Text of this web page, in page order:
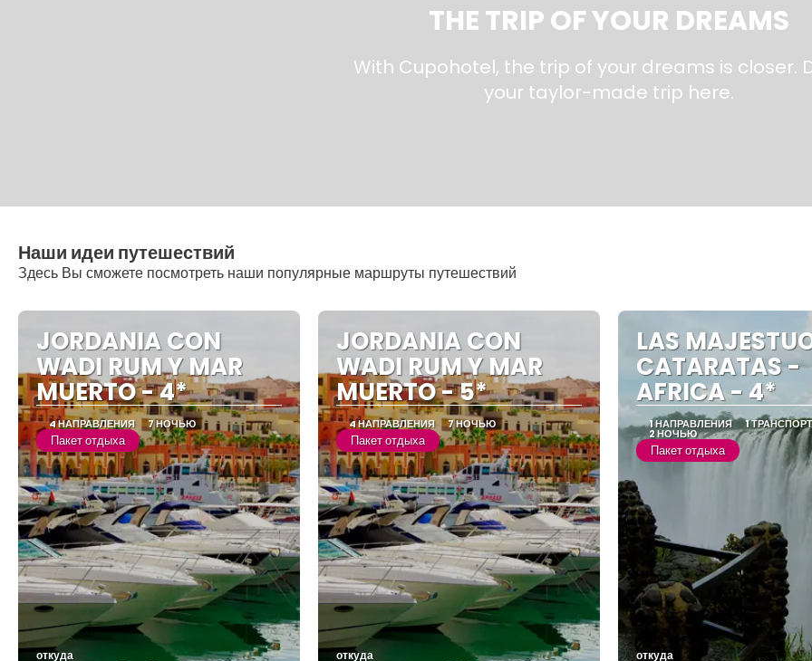
THE TRIP OF YOUR DREAMS
With Cupohotel, the trip of your dreams is closer.
your taylor-made trip here.
Наши идеи путешествий
Здесь Вы сможете посмотреть наши популярные маршруты путешествий
JORDANIA CON
WADI RUM Y MAR
MUERTO - 4*
4 НАПРАВЛЕНИЯ 7 НОЧЬЮ
Пакет отдыха
откуда
JORDANIA CON
WADI RUM Y MAR
MUERTO - 5*
4 НАПРАВЛЕНИЯ 7 НОЧЬЮ
Пакет отдыха
откуда
LAS
CATARATAS -
AFRICA - 4*
1 НАПРАВЛЕНИЯ 1
2 НОЧЬЮ
Пакет отдыха
откуда